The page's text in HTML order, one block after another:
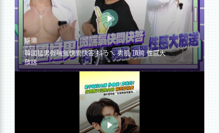
娛樂
韓國猛男微喘氣快問快答 抖ㄋㄟ 秀肌 頂胯 性感大
放送